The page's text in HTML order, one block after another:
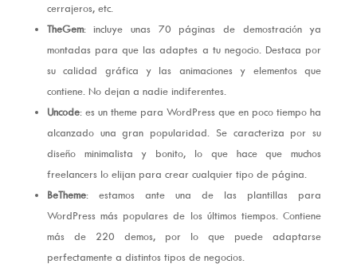
cerrajeros, etc.
TheGem: incluye unas 70 páginas de demostración ya
montadas para que las adaptes a tu negocio. Destaca por
su calidad gráfica y las animaciones y elementos que
contiene. No dejan a nadie indiferentes.
Uncode: es un theme para WordPress que en poco tiempo ha
alcanzado una gran popularidad. Se caracteriza por su
diseño minimalista y bonito, lo que hace que muchos
freelancers lo elijan para crear cualquier tipo de página.
BeTheme: estamos ante una de las plantillas para
WordPress más populares de los últimos tiempos. Contiene
más de 220 demos, por lo que puede adaptarse
perfectamente a distintos tipos de negocios.